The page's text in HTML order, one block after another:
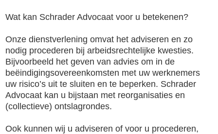
Wat kan Schrader Advocaat voor u betekenen?
Onze dienstverlening omvat het adviseren en zo
nodig procederen bij arbeidsrechtelijke kwesties.
Bijvoorbeeld het geven van advies om in de
beëindigingsovereenkomsten met uw werknemers
uw risico’s uit te sluiten en te beperken. Schrader
Advocaat kan u bijstaan met reorganisaties en
(collectieve) ontslagrondes.
Ook kunnen wij u adviseren of voor u procederen,